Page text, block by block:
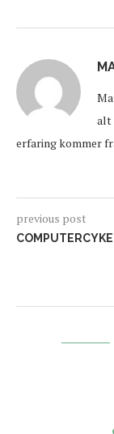
alt
erfaring kommer
previous post